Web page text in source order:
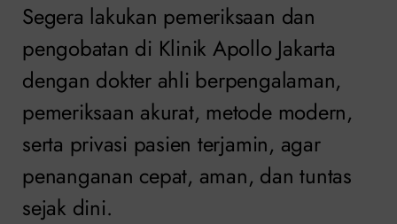
Segera lakukan pemeriksaan dan
pengobatan di Klinik Apollo Jakarta
dengan dokter ahli berpengalaman,
pemeriksaan akurat, metode modern,
serta privasi pasien terjamin, agar
penanganan cepat, aman, dan tuntas
sejak dini.